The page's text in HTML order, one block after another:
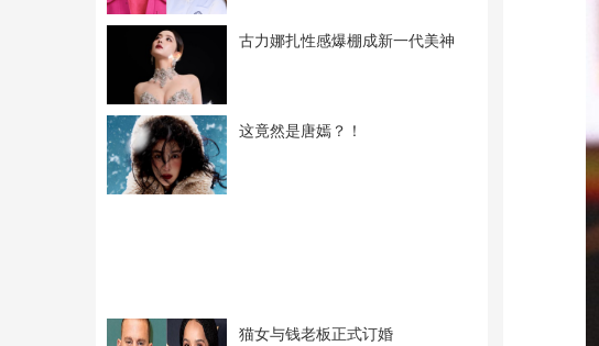
古力娜扎性感爆棚成新一代美神
这竟然是唐嫣？！
猫女与钱老板正式订婚